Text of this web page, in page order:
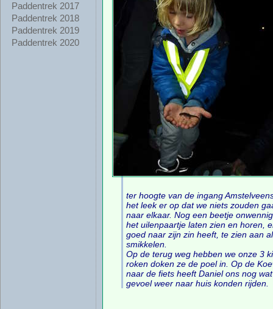
Paddentrek 2017
Paddentrek 2018
Paddentrek 2019
Paddentrek 2020
ter hoogte van de ingang
het leek er op dat we niets zouden
naar elkaar. Nog een beetje
het uilenpaartje laten zien en horen,
goed naar zijn zin heeft, te zien aan
smikkelen.
Op de terug weg hebben we onze 3
roken doken ze de poel in. Op de
naar de fiets heeft Daniel ons nog
gevoel weer naar huis konden rijden.